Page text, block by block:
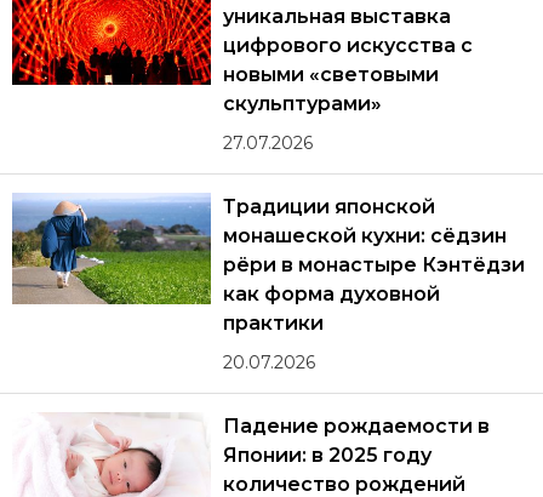
уникальная выставка
цифрового искусства с
новыми «световыми
скульптурами»
27.07.2026
Традиции японской
монашеской кухни: сёдзин
рёри в монастыре Кэнтёдзи
как форма духовной
практики
20.07.2026
Падение рождаемости в
Японии: в 2025 году
количество рождений